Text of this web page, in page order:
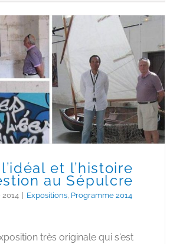
l’idéal et l’histoire en
au Sépulcre
et l’histoire
au Sépulcre
Expositions, Programme 2014
très originale qui s'est